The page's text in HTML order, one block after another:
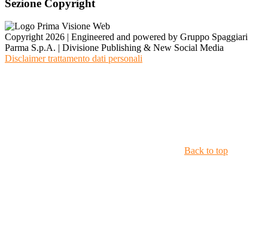
Sezione Copyright
Copyright 2026 | Engineered and powered by Gruppo Spaggiari
Parma S.p.A. | Divisione Publishing & New Social Media
Disclaimer trattamento dati personali
Back to top